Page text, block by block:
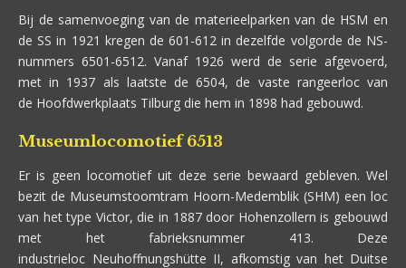
Bij de samenvoeging van de materieelparken van de HSM en
de SS in 1921 kregen de 601-612 in dezelfde volgorde de NS-
nummers 6501-6512. Vanaf 1926 werd de serie afgevoerd,
met in 1937 als laatste de 6504, de vaste rangeerloc van
de Hoofdwerkplaats Tilburg die hem in 1898 had gebouwd.
Museumlocomotief 6513
Er is geen locomotief uit deze serie bewaard gebleven. Wel
bezit de Museumstoomtram Hoorn-Medemblik (SHM) een loc
van het type Victor, die in 1887 door Hohenzollern is gebouwd
met het fabrieksnummer 413. Deze
industrieloc Neuhoffnungshütte II, afkomstig van het Duitse